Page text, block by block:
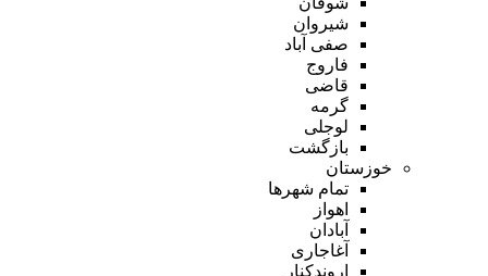
شیروان
صفی آباد
فاروج
قاضی
گرمه
لوجلی
بازگشت
خوزستان
تمام شهر‌ها
اهواز
آبادان
آغاجاری
اروندکنار